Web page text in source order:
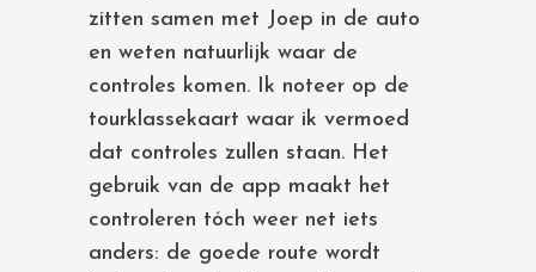
zitten samen met Joep in de auto
en weten natuurlijk waar de
controles komen. Ik noteer op de
tourklassekaart waar ik vermoed
dat controles zullen staan. Het
gebruik van de app maakt het
controleren tóch weer net iets
anders: de goede route wordt